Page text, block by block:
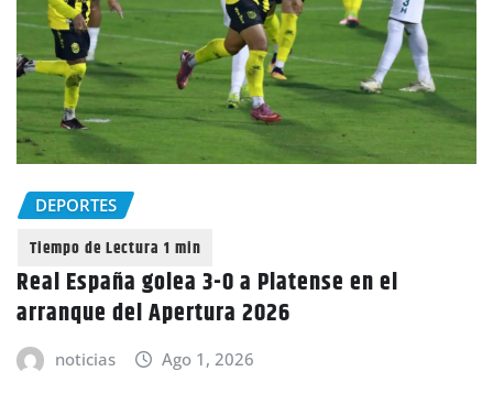
DEPORTES
Real España golea 3-0 a Platense en el
arranque del Apertura 2026
noticias Ago 1, 2026